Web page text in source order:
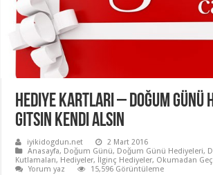
Hediye Kartları – Doğum Günü
Gitsin Kendi Alsın
iyikidogdun.net
2 Mart 2016
Anasayfa, Doğum Günü, Doğum Günü Hediyeleri,
Kutlamaları, Hediyeler, İlginç Hediyeler, Okumadan
Yorum yaz
15,596 Görüntüleme